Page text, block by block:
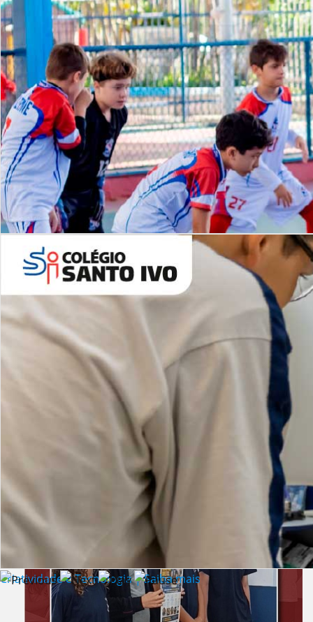
Desafios | Saiba mais
Criatividade e Tecnologia | Saiba mais
Lista de vídeos
NOSSOCANAL